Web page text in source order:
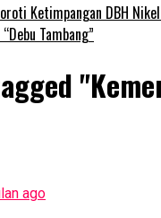
Ketimpangan DBH
Tambang”
ago